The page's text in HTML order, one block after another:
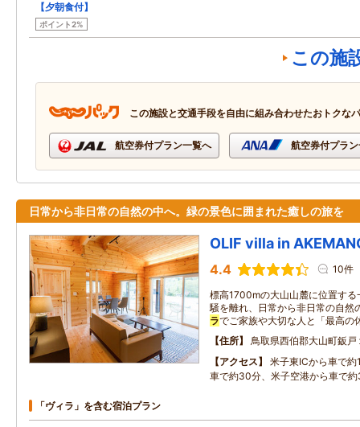
【夕朝食付】
ポイント2%
この施
この施設と交通手段を自由に組み合わせたおトクな
航空券付プラン一覧へ 航空券付プラ
日常から非日常の自然の中へ。緑の景色に囲まれた癒しの旅を
OLIF villa in
4.4 10件
標高1700mの大山山麓に位置する
騒を離れ、日常から非日常の自然
ラでご家族や大切な人と「最高の
住所
鳥取県西伯郡大山町鈑戸
アクセス
米子東ICから車で
車で約30分、米子空港から車で
「ヴィラ」を含む宿泊プラン